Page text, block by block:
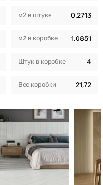
м2 в штуке 0.2713
м2 в коробкe 1.0851
Штук в коробкe 4
Вес коробки 21,72